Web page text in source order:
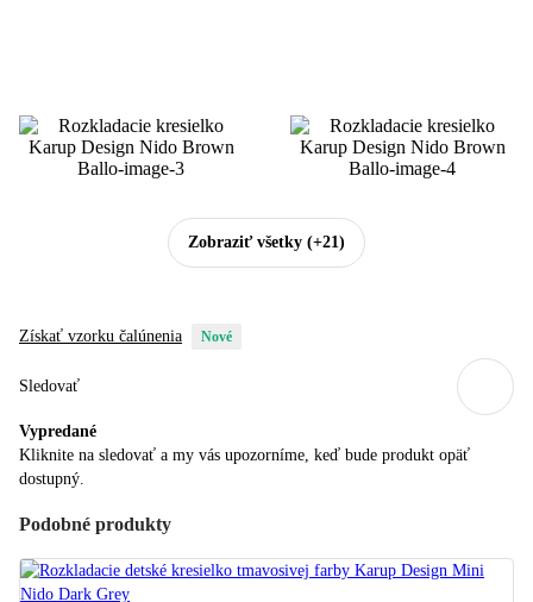
Zobraziť všetky (+21)
Získať vzorku čalúnenia Nové
Sledovať
Vypredané
Kliknite na sledovať a my vás upozorníme, keď bude produkt opäť
dostupný.
Podobné produkty